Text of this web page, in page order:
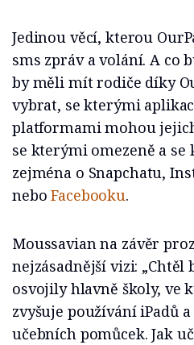
Jedinou věcí, kterou
sms zpráv a volání. A co
by měli mít rodiče díky
vybrat, se kterými
platformami mohou
se kterými omezeně a se
zejména o Snapchatu,
neboFacebooku.
Moussavian na závěr
nejzásadnější vizi: „Chtěl
osvojily hlavně školy, ve
zvyšuje používání iPadů
učebních pomůcek. Jak